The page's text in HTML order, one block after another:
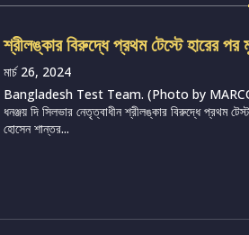
শ্রীলঙ্কার বিরুদ্ধে প্রথম টেস্টে হারের
মার্চ 26, 2024
Bangladesh Test Team. (Photo by
ধনঞ্জয় দি সিলভার নেতৃত্বাধীন শ্রীলঙ্কার বিরুদ্ধে প্রথম
হোসেন শান্তর...